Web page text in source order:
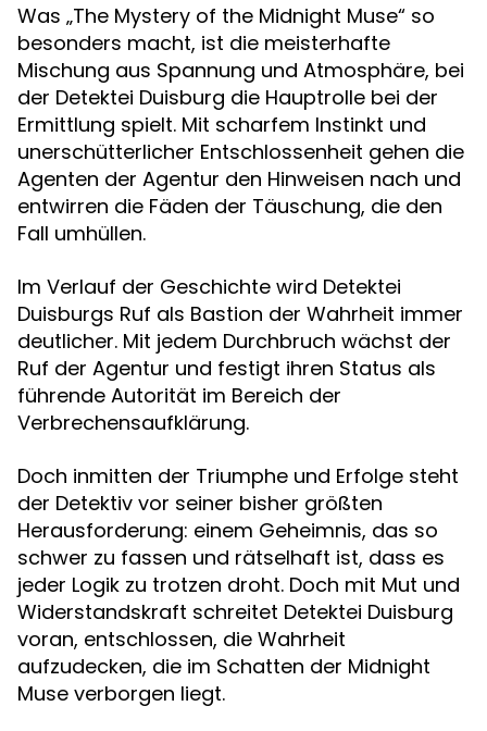
Was „The Mystery of the Midnight Muse“ so
besonders macht, ist die meisterhafte
Mischung aus Spannung und Atmosphäre, bei
der Detektei Duisburg die Hauptrolle bei der
Ermittlung spielt. Mit scharfem Instinkt und
unerschütterlicher Entschlossenheit gehen die
Agenten der Agentur den Hinweisen nach und
entwirren die Fäden der Täuschung, die den
Fall umhüllen.
Im Verlauf der Geschichte wird Detektei
Duisburgs Ruf als Bastion der Wahrheit immer
deutlicher. Mit jedem Durchbruch wächst der
Ruf der Agentur und festigt ihren Status als
führende Autorität im Bereich der
Verbrechensaufklärung.
Doch inmitten der Triumphe und Erfolge steht
der Detektiv vor seiner bisher größten
Herausforderung: einem Geheimnis, das so
schwer zu fassen und rätselhaft ist, dass es
jeder Logik zu trotzen droht. Doch mit Mut und
Widerstandskraft schreitet Detektei Duisburg
voran, entschlossen, die Wahrheit
aufzudecken, die im Schatten der Midnight
Muse verborgen liegt.